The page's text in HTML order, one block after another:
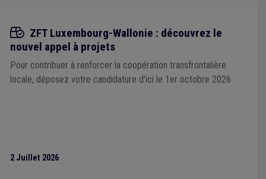
Appels à projets
ZFT Luxembourg-Wallonie : découvrez le
nouvel appel à projets
Pour contribuer à renforcer la coopération transfrontalière
locale, déposez votre candidature d’ici le 1er octobre 2026
2 Juillet 2026